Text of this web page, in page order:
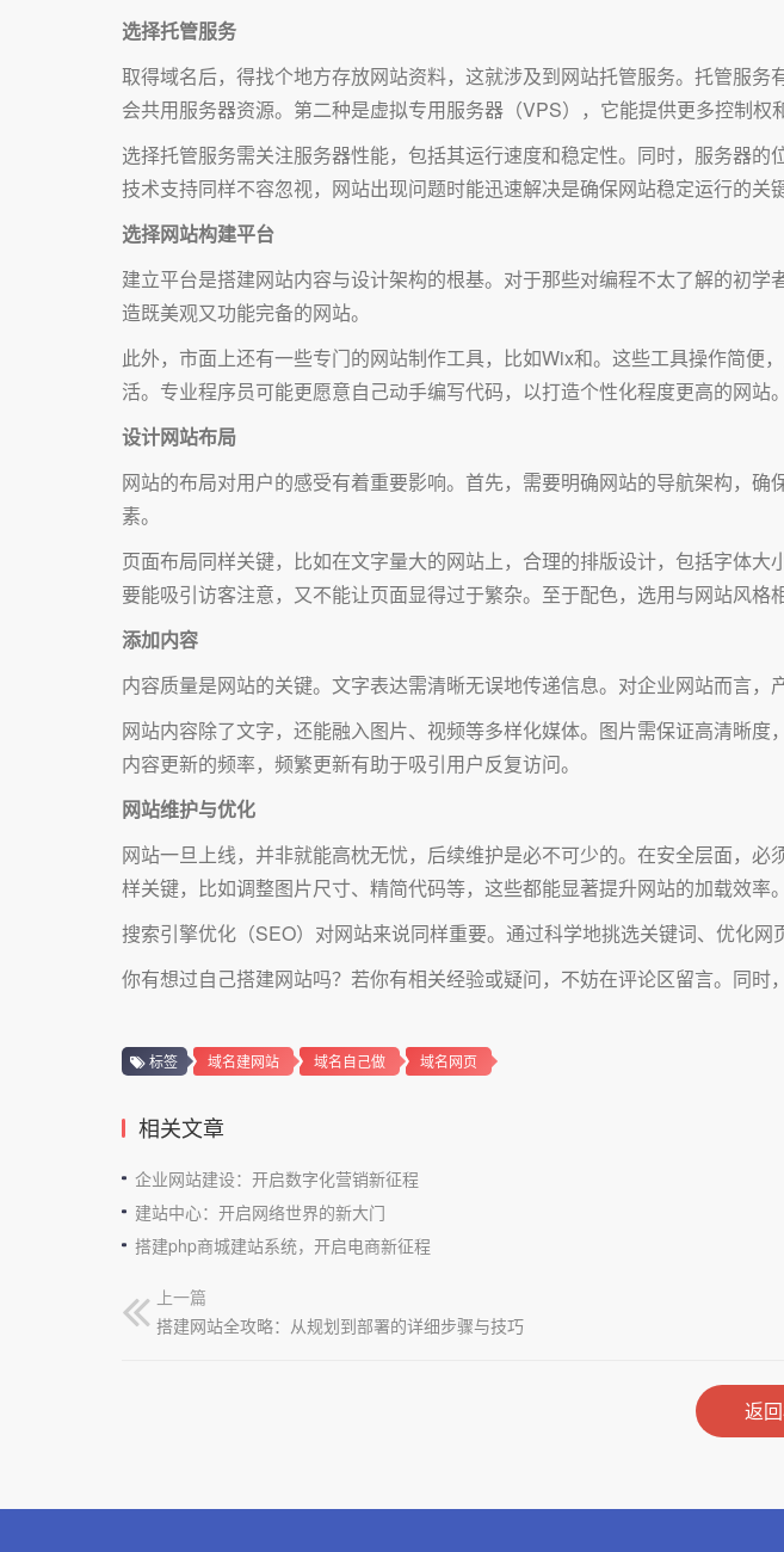
选择托管服务
取得域名后，得找个地方存放网站资料，这就涉及到网站托管服务。托管服
会共用服务器资源。第二种是虚拟专用服务器（VPS），它能提供更多控制权
选择托管服务需关注服务器性能，包括其运行速度和稳定性。同时，服务器
技术支持同样不容忽视，网站出现问题时能迅速解决是确保网站稳定运行的关键
选择网站构建平台
建立平台是搭建网站内容与设计架构的根基。对于那些对编程不太了解的初
造既美观又功能完备的网站。
此外，市面上还有一些专门的网站制作工具，比如Wix和。这些工具操作简
活。专业程序员可能更愿意自己动手编写代码，以打造个性化程度更高的网站。
设计网站布局
网站的布局对用户的感受有着重要影响。首先，需要明确网站的导航架构，
素。
页面布局同样关键，比如在文字量大的网站上，合理的排版设计，包括字体
要能吸引访客注意，又不能让页面显得过于繁杂。至于配色，选用与网站风格
添加内容
内容质量是网站的关键。文字表达需清晰无误地传递信息。对企业网站而言
网站内容除了文字，还能融入图片、视频等多样化媒体。图片需保证高清晰
内容更新的频率，频繁更新有助于吸引用户反复访问。
网站维护与优化
网站一旦上线，并非就能高枕无忧，后续维护是必不可少的。在安全层面，
样关键，比如调整图片尺寸、精简代码等，这些都能显著提升网站的加载效率。
搜索引擎优化（SEO）对网站来说同样重要。通过科学地挑选关键词、优化
你有想过自己搭建网站吗？若你有相关经验或疑问，不妨在评论区留言。同时
标签 域名建网站 域名自己做 域名网页
相关文章
企业网站建设：开启数字化营销新征程
建站中心：开启网络世界的新大门
搭建php商城建站系统，开启电商新征程
上一篇
搭建网站全攻略：从规划到部署的详细步骤与技巧
返